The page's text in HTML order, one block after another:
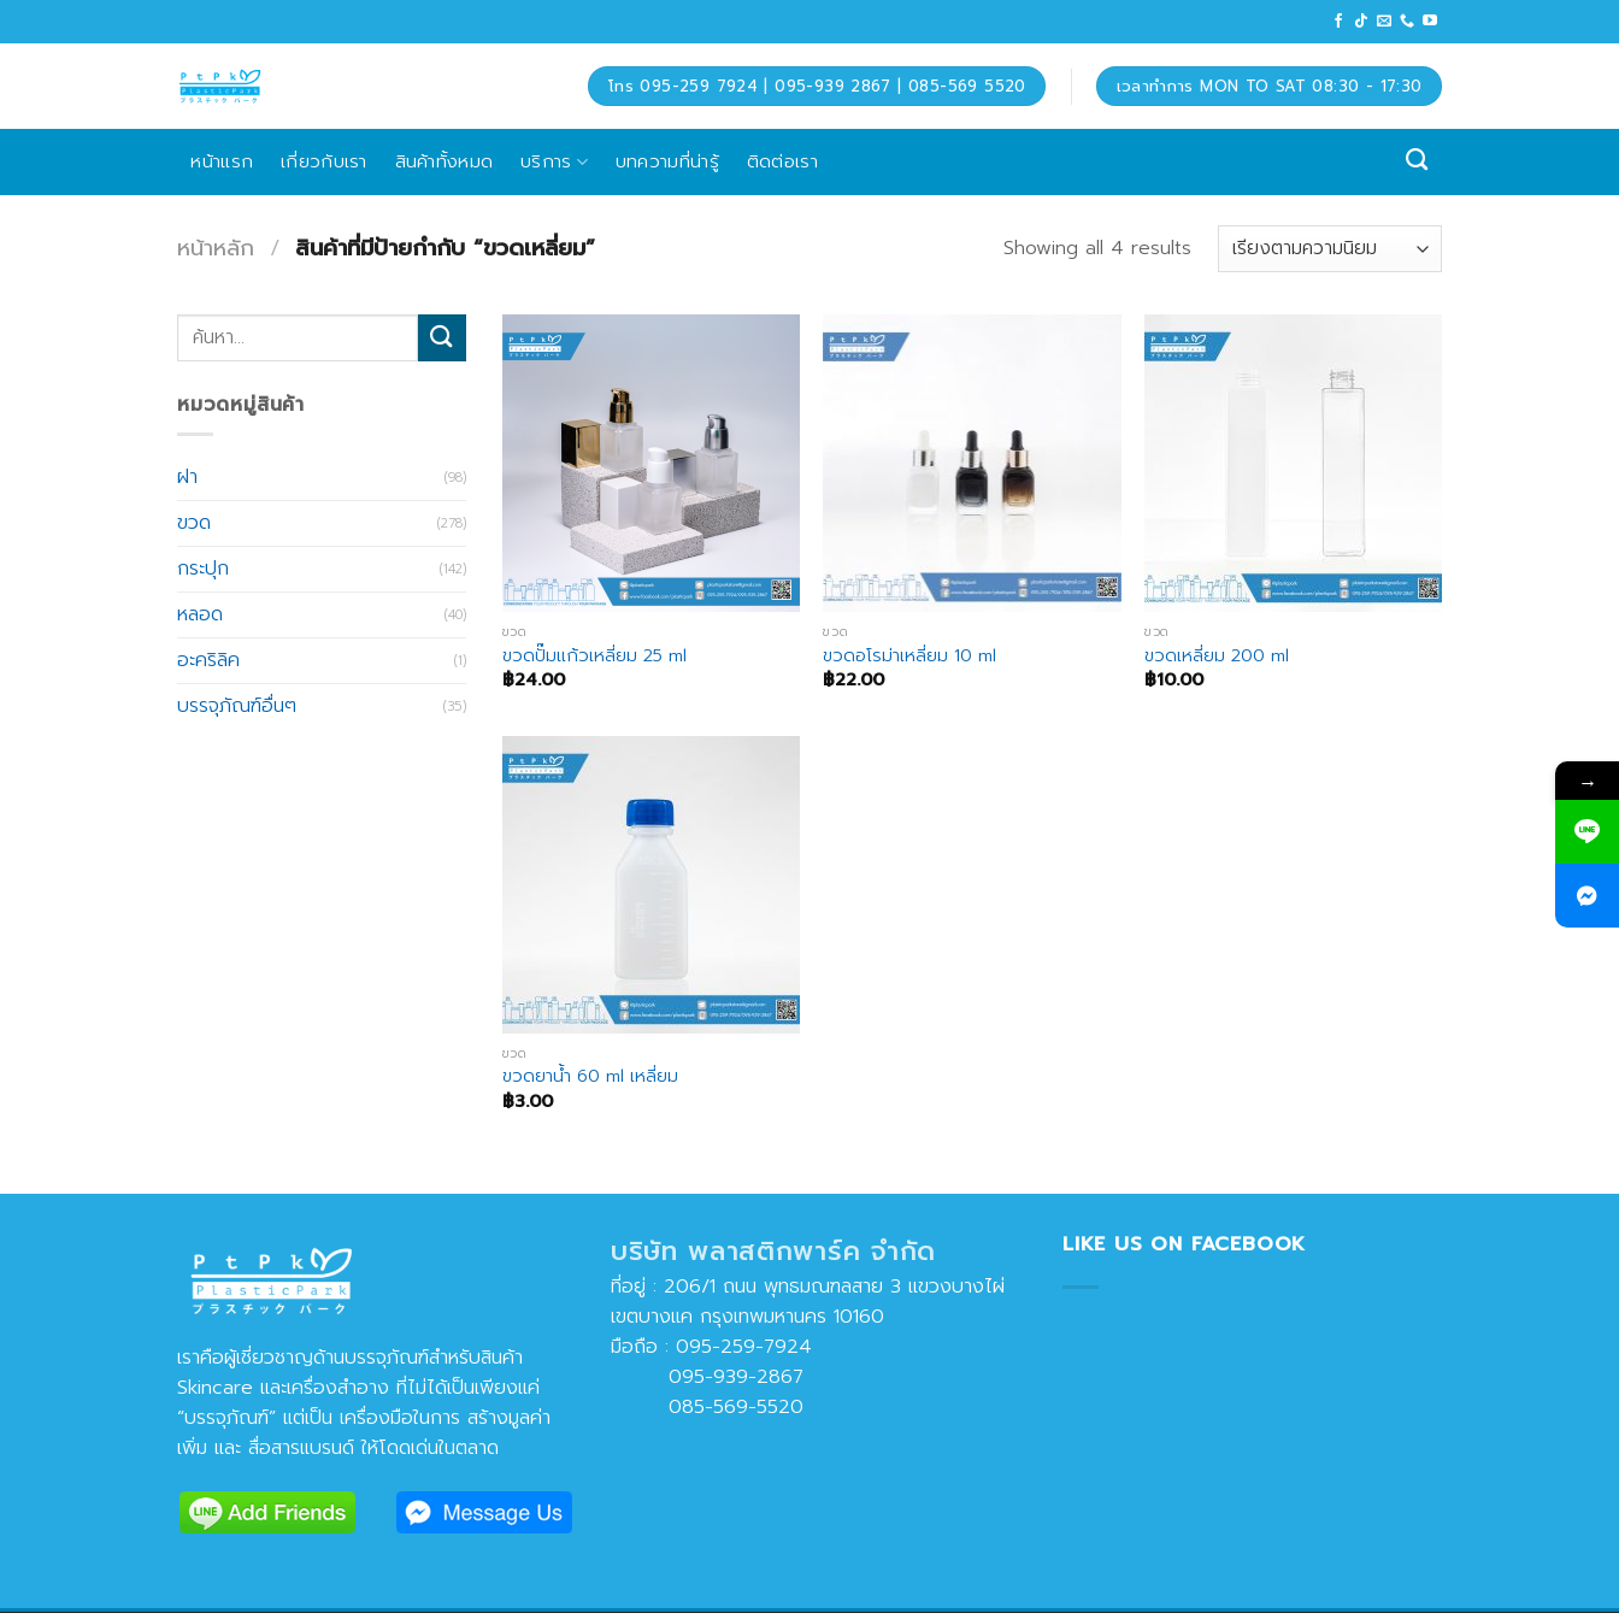
to
โทร 095-259 7924 | 095-939 2867 | 085-569 5520 เวลาทำการ MON TO SAT 08:30 - 17:30
หน้าแรก เกี่ยวกับเรา สินค้าทั้งหมด บริการ บทความที่น่ารู้ ติดต่อเรา
หน้าหลัก / สินค้าที่มีป้ายกำกับ “ขวดเหลี่ยม” Showing all 4 results
ค้นหา:
หมวดหมู่สินค้า
ฝา (98)
ขวด (278)
กระปุก (142)
หลอด (40)
อะคริลิค (1)
บรรจุภัณฑ์อื่นๆ (35)
ขวด
ขวดปั๊มแก้วเหลี่ยม 25 ml
฿24.00
ขวด
ขวดอโรม่าเหลี่ยม 10 ml
฿22.00
ขวด
ขวดเหลี่ยม 200 ml
฿10.00
ขวด
ขวดยาน้ำ 60 ml เหลี่ยม
฿3.00
เราคือผู้เชี่ยวชาญด้านบรรจุภัณฑ์สำหรับสินค้า
Skincare และเครื่องสำอาง ที่ไม่ได้เป็นเพียงแค่
“บรรจุภัณฑ์” แต่เป็น เครื่องมือในการ สร้างมูลค่า
เพิ่ม และ สื่อสารแบรนด์ ให้โดดเด่นในตลาด
บริษัท พลาสติกพาร์ค จำกัด
ที่อยู่ : 206/1 ถนน พุทธมณฑลสาย 3 แขวงบางไผ่
เขตบางแค กรุงเทพมหานคร 10160
มือถือ : 095-259-7924
095-939-2867
085-569-5520
LIKE US ON FACEBOOK
→